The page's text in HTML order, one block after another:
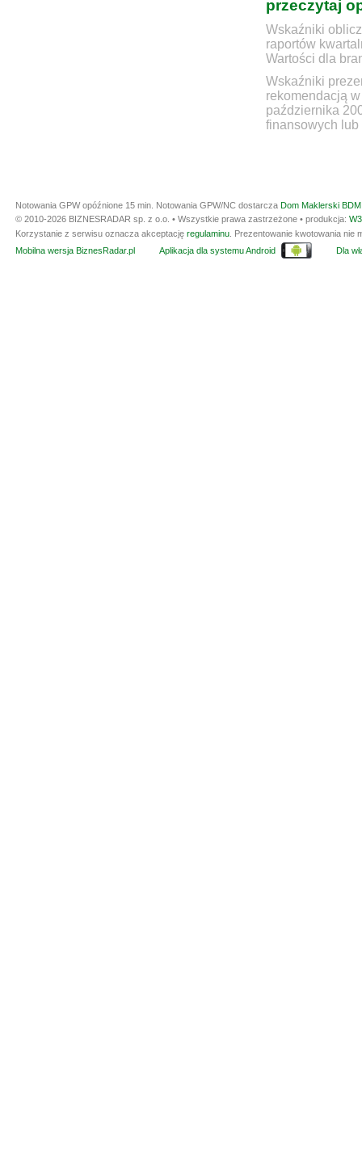
przeczytaj
Wskaźniki
raportów
Wartości dla
Wskaźniki
rekomendacją
października
finansowych lub
Notowania GPW opóźnione 15 min. Notowania GPW/NC dostarcza Dom Maklerski
© 2010-2026 BIZNESRADAR sp. z o.o. • Wszystkie prawa zastrzeżone • produkcja:
Korzystanie z serwisu oznacza akceptację regulaminu . Prezentowanie kwotowania
Mobilna wersja BiznesRadar.pl
Aplikacja dla systemu Android Dla